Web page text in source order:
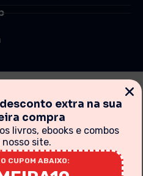
pagamento, frete e produtos
extra na sua
compra
livros, ebooks e combos
nosso site.
CUPOM ABAIXO: